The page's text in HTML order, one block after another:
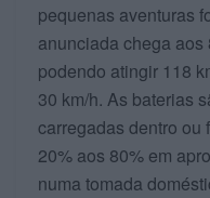
pequenas aventuras
anunciada chega aos
podendo atingir 118
30 km/h. As baterias
carregadas dentro ou
20% aos 80% em
numa tomada